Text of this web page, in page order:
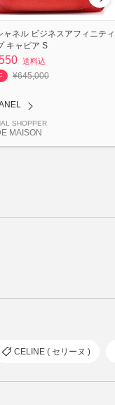
ャネル ビジネスアフィニティ
キャビア S
送料込
¥645,000
SHOPPER
MAISON
CELINE ( セリーヌ )